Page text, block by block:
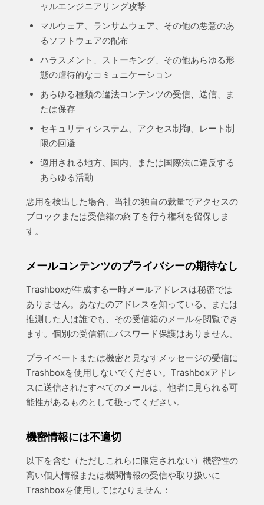
ャルエンジニアリング攻撃
マルウェア、ランサムウェア、その他の悪意のあ
るソフトウェアの配布
ハラスメント、ストーキング、その他あらゆる形
態の虐待的なコミュニケーション
あらゆる種類の違法コンテンツの受信、送信、ま
たは保存
セキュリティシステム、アクセス制御、レート制
限の回避
適用される地方、国内、または国際法に違反する
あらゆる活動
悪用を検出した場合、当社の独自の裁量でアクセスの
ブロックまたは受信箱の終了を行う権利を留保しま
す。
メールコンテンツのプライバシーの期待なし
Trashboxが生成する一時メールアドレスは秘密では
ありません。あなたのアドレスを知っている、または
推測した人は誰でも、その受信箱のメールを閲覧でき
ます。個別の受信箱にパスワード保護はありません。
プライベートまたは機密と見なすメッセージの受信に
Trashboxを使用しないでください。Trashboxアドレ
スに送信されたすべてのメールは、他者に見られる可
能性があるものとして扱ってください。
機密情報には不適切
以下を含む（ただしこれらに限定されない）機密性の
高い個人情報または機関情報の受信や取り扱いに
Trashboxを使用してはなりません：